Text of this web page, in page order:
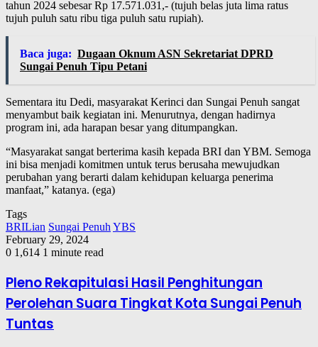
tahun 2024 sebesar Rp 17.571.031,- (tujuh belas juta lima ratus
tujuh puluh satu ribu tiga puluh satu rupiah).
Baca juga: Dugaan Oknum ASN Sekretariat DPRD
Sungai Penuh Tipu Petani
Sementara itu Dedi, masyarakat Kerinci dan Sungai Penuh sangat
menyambut baik kegiatan ini. Menurutnya, dengan hadirnya
program ini, ada harapan besar yang ditumpangkan.
“Masyarakat sangat berterima kasih kepada BRI dan YBM. Semoga
ini bisa menjadi komitmen untuk terus berusaha mewujudkan
perubahan yang berarti dalam kehidupan keluarga penerima
manfaat,” katanya. (ega)
Tags
BRILian Sungai Penuh YBS
February 29, 2024
0 1,614 1 minute read
Pleno Rekapitulasi Hasil Penghitungan
Perolehan Suara Tingkat Kota Sungai Penuh
Tuntas